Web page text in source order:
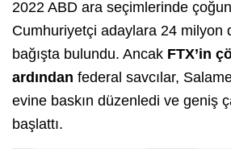
2022 ABD ara seçimlerinde
Cumhuriyetçi adaylara 24 milyon
bağışta bulundu. Ancak FTX’in
ardından federal savcılar,
evine baskın düzenledi ve geniş
başlattı.